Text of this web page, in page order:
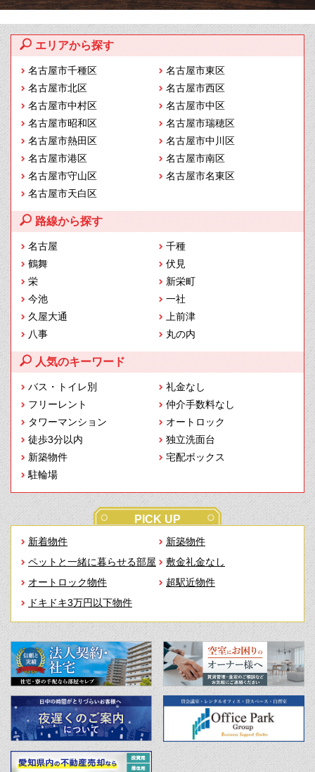
エリアから探す
名古屋市千種区
名古屋市東区
名古屋市北区
名古屋市西区
名古屋市中村区
名古屋市中区
名古屋市昭和区
名古屋市瑞穂区
名古屋市熱田区
名古屋市中川区
名古屋市港区
名古屋市南区
名古屋市守山区
名古屋市名東区
名古屋市天白区
路線から探す
名古屋
千種
鶴舞
伏見
栄
新栄町
今池
一社
久屋大通
上前津
八事
丸の内
人気のキーワード
バス・トイレ別
礼金なし
フリーレント
仲介手数料なし
タワーマンション
オートロック
徒歩3分以内
独立洗面台
新築物件
宅配ボックス
駐輪場
PICK UP
新着物件
新築物件
ペットと一緒に暮らせる部屋
敷金礼金なし
オートロック物件
超駅近物件
ドキドキ3万円以下物件